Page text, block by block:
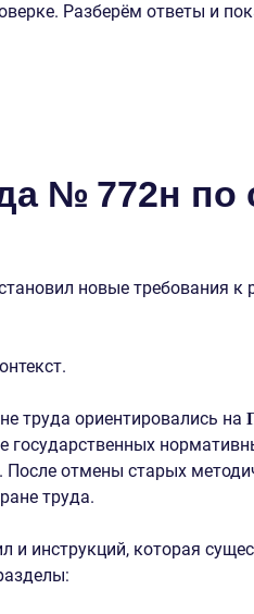
Разберём ответы и
№ 772н
новые требования
труда ориентировались на
отмены старых
труда.
и инструкций, которая